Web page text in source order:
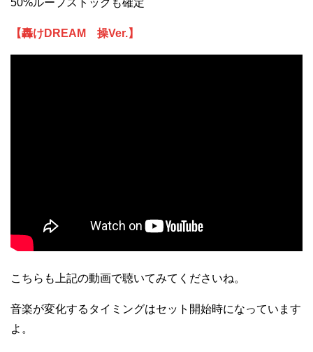
【轟けDREAM 操Ver.】
こちらも上記の動画で聴いてみてくださいね。
音楽が変化するタイミングはセット開始時になっています
よ。